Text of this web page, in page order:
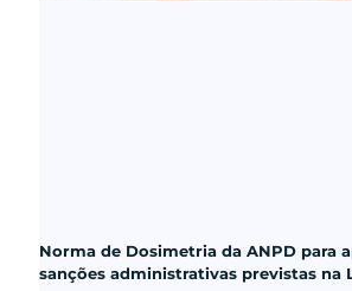
Norma de Dosimetria da ANPD para
sanções administrativas previstas na